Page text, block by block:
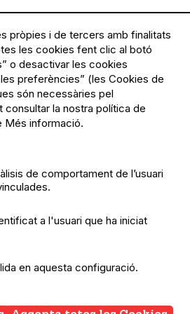
de privacitat
de cookies
pròpies i de tercers amb finalitats
les cookies fent clic al botó
o desactivar les cookies
preferències” (les Cookies de
són necessàries pel
la nostra política de
Més informació.
de comportament de l’usuari
a l'usuari que ha iniciat
en aquesta configuració.